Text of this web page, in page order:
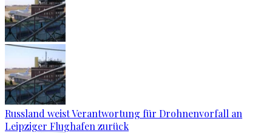
Russland weist Verantwortung für Drohnenvorfall an
Leipziger Flughafen zurück